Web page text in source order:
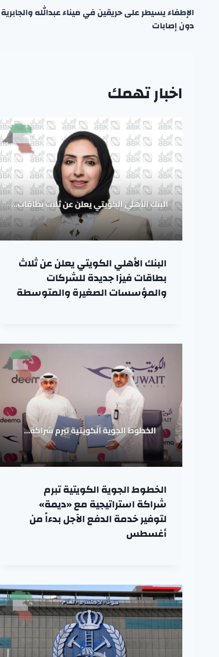
المقالات
الإطفاء يسيطر على حريقين في ميناء عبدالله والجابرية
دون إصابات
اخبار تهمك
البنك الأهلي الكويتي يعلن عن ثلاث
بطاقات فيزا جديدة للشركات
والمؤسسات الصغيرة والمتوسطة
الخطوط الجوية الكويتية تبرم
شراكة استراتيجية مع «ديمة»
لتوفير خدمة الدفع الآجل بدءاً من
أغسطس